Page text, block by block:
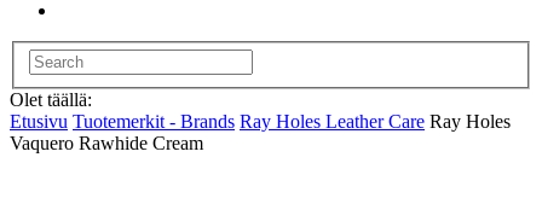
Olet täällä:
Etusivu Tuotemerkit - Brands Ray Holes Leather Care Ray Holes
Vaquero Rawhide Cream